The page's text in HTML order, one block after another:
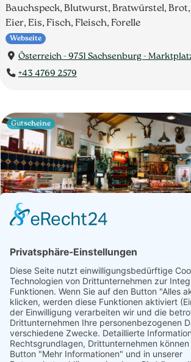
Bauchspeck, Blutwurst, Bratwürstel,
Eier, Eis, Fisch, Fleisch, Forelle
Webseite
Österreich - 9751 Sachsenburg - Marktplatz
+43 4769 2579
Betrieb Öffnungszeiten
Fleischerei Kastner
Fleisch, Gastronomie, Geschenke, Getränke,
Getreideprodukte, Gourmet-Zutaten, Honig,
Milchprodukte, Obst & Gemüse, Süßes &
Hofprodukte
Produktübersicht
Gutscheine